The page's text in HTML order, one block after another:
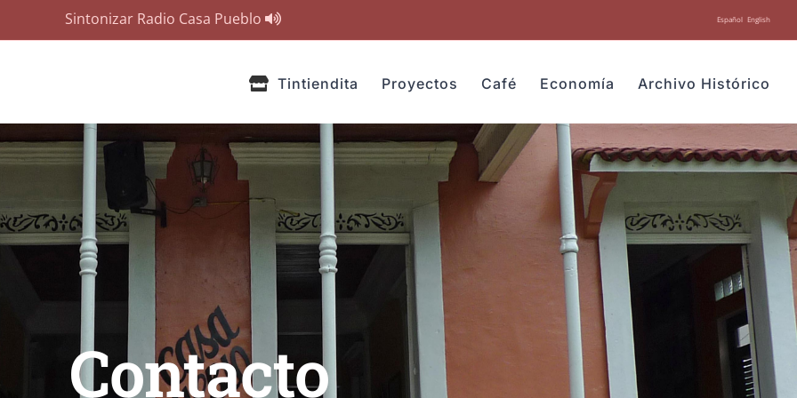
Sintonizar Radio Casa Pueblo Español English
Tintiendita Proyectos Café Economía Archivo Histórico
Contacto